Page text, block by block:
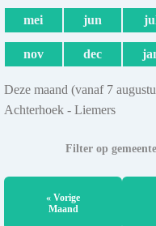
mei jun
nov dec
Deze maand (vanaf 7
Achterhoek - Liemers
Filter op
« Vorige
Maand